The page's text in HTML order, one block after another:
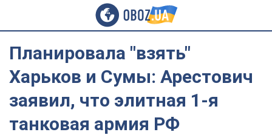
Планировала "взять"
Харьков и Сумы: Арестович
заявил, что элитная 1-я
танковая армия РФ